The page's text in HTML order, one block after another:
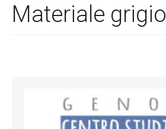
Materiale grigio